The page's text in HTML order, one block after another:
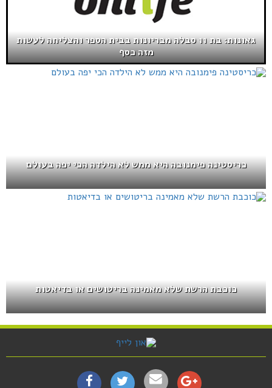
גאונות: בת 11 סבלה מבריונות בבית הספר והצליחה לעשות
מזה כסף
כריסטינה פימנובה היא ממש לא הילדה הכי יפה בעולם
כוכבת הרשת שלא מאמינה בריטושים או בדיאטות